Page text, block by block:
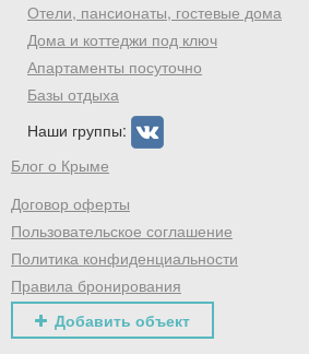
Отели, пансионаты, гостевые дома
Дома и коттеджи под ключ
Апартаменты посуточно
Базы отдыха
Наши группы:
Блог о Крыме
Договор оферты
Пользовательское соглашение
Политика конфиденциальности
Правила бронирования
Добавить объект